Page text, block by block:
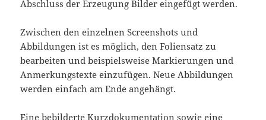
Abschluss der Erzeugung Bilder eingefügt werden.
Zwischen den einzelnen Screenshots und
Abbildungen ist es möglich, den Foliensatz zu
bearbeiten und beispielsweise Markierungen und
Anmerkungstexte einzufügen. Neue Abbildungen
werden einfach am Ende angehängt.
Eine bebilderte Kurzdokumentation sowie eine